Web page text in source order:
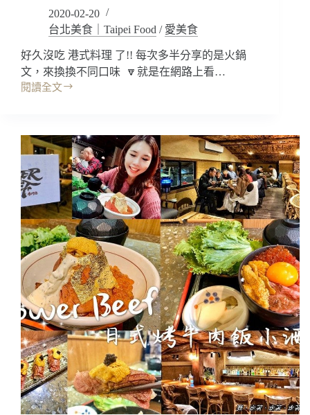
2020-02-20
台北美食｜Taipei Food / 愛美食
好久沒吃 港式料理 了!! 每次多半分享的是火鍋
文，來換換不同口味 🔽就是在網路上看…
閱讀全文
台
食
｜
中
正
區
忠
孝
新
生
站:
港
點
大
師
(台
北
三
創
店)